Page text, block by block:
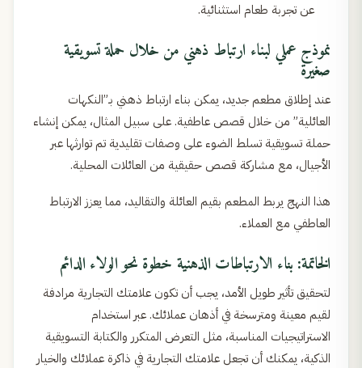
عن تجربة طعام استثنائية.
نموذج عملي لبناء ارتباط ذهني من خلال حملة تسويقية
صغيرة
عند إطلاق مطعم جديد، يمكن بناء ارتباط ذهني بـ”النكهات
العائلية” من خلال قصص عاطفية. على سبيل المثال، يمكن إنشاء
حملة تسويقية تسلط الضوء على وصفات تقليدية تم توارثها عبر
الأجيال، مع مشاركة قصص حقيقية من العائلات المحلية.
هذا النهج يربط المطعم بقيم العائلة والتقاليد، مما يعزز الارتباط
العاطفي مع العملاء.
الخاتمة: بناء الارتباطات الذهنية خطوة نحو الولاء الدائم
لتحقيق تأثير طويل الأمد، يجب أن تكون علامتك التجارية مرادفة
لقيم معينة ومترسخة في أذهان عملائك. عبر استخدام
الاستراتيجيات المناسبة، مثل التعرض المتكرر والكتابة التسويقية
الذكية، يمكنك أن تجعل علامتك التجارية في ذاكرة عملائك والخيار